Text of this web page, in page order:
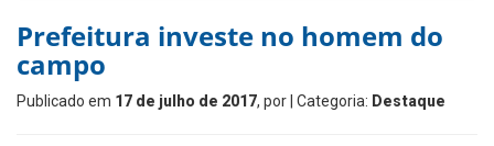
Prefeitura investe no homem do
campo
Publicado em 17 de julho de 2017, por | Categoria: Destaque